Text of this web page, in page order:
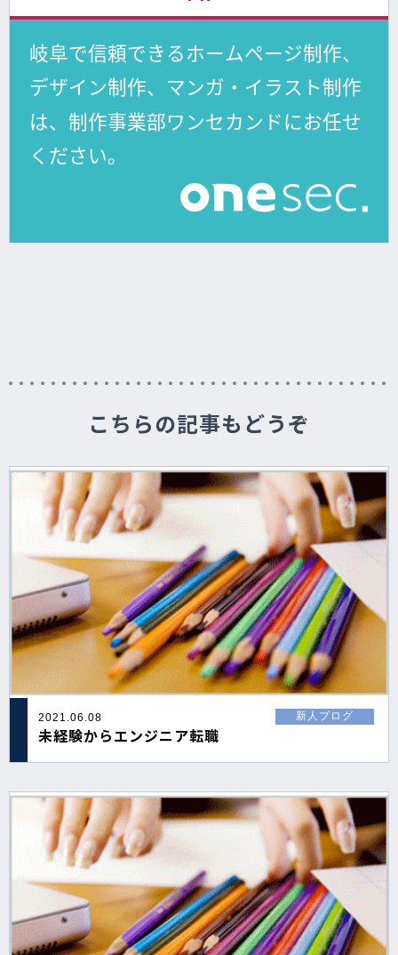
こちらの記事もどうぞ
2021.06.08 新人ブログ
未経験からエンジニア転職